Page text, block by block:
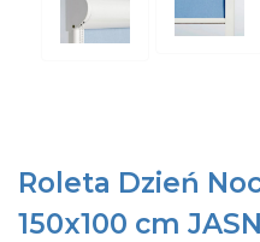
Roleta Dzień
150x100 cm